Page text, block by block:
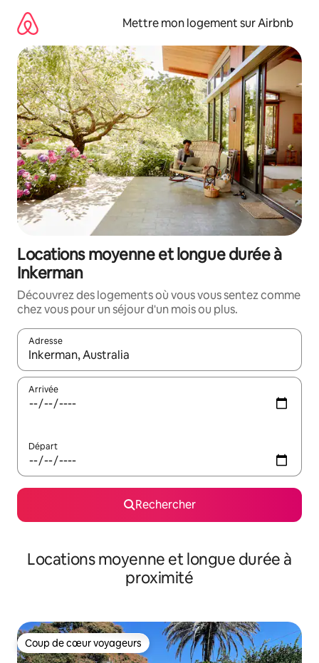
directement
contenu
Mettre mon logement sur Airbnb
Locations moyenne et longue durée à
Inkerman
Découvrez des logements où vous vous sentez comme
chez vous pour un séjour d'un mois ou plus.
Adresse
Lorsque les résultats s'affichent, utilisez les flèches vers le
Arrivée
Départ
Rechercher
Locations moyenne et longue durée à
proximité
Coup de cœur voyageurs
Coup de cœur voyageurs